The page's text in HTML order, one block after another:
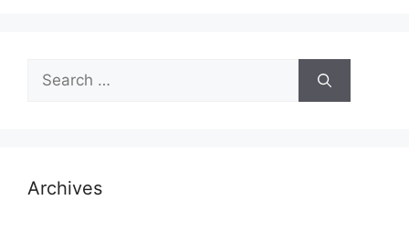
Search
for:
Archives